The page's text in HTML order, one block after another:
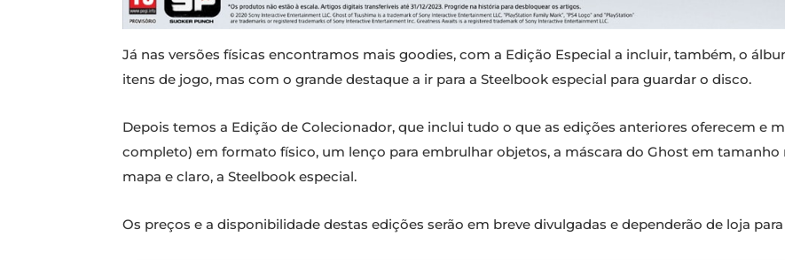
Já nas versões físicas encontramos mais goodies, com a Edição Especial a incluir, também, o
itens de jogo, mas com o grande destaque a ir para a Steelbook especial para guardar o disco.
Depois temos a Edição de Colecionador, que inclui tudo o que as edições anteriores oferecem e
completo) em formato físico, um lenço para embrulhar objetos, a máscara do Ghost em
mapa e claro, a Steelbook especial.
Os preços e a disponibilidade destas edições serão em breve divulgadas e dependerão de loja